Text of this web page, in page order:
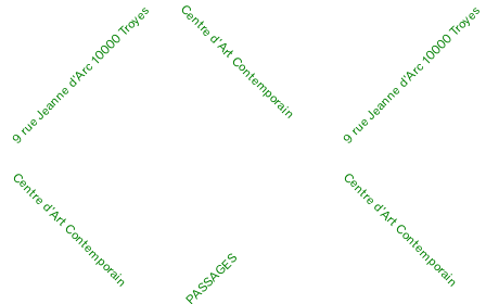
9 rue Jeanne d’Arc 10000 Troyes
Centre d’Art Contemporain
Centre d’Art Contemporain
PASSAGES
9 rue Jeanne d’Arc 10000 Troyes
Centre d’Art Contemporain